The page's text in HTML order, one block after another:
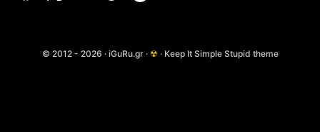
© 2012 - 2026 · iGuRu.gr · ☢ · Keep It Simple Stupid theme